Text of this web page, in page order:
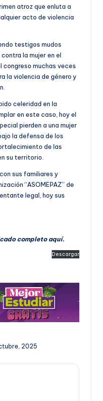
atroz que enluta a
acto de violencia
testigos mudos
la mujer en el
congreso muchas veces
la violencia de género y
celeridad en la
en este caso, hoy el
pierden a una mujer
la defensa de los
de las
su territorio.
sus familiares y
“ASOMEPAZ” de
legal, hoy sus
completo aquí.
Descargar
2025